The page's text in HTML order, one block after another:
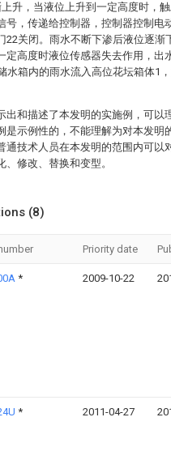
升，当液位上升到一定高度时，
号，传递给控制器，控制器控制电
22关闭。雨水不断下渗后液位逐渐
定高度时液位传感器失去作用，出
水箱内的雨水流入高位花坛箱体1
出和描述了本发明的实施例，可以
是示例性的，不能理解为对本发明
通技术人员在本发明的范围内可以
、修改、替换和变型。
(8)
Priority date
* 2009-10-22
* 2011-04-27